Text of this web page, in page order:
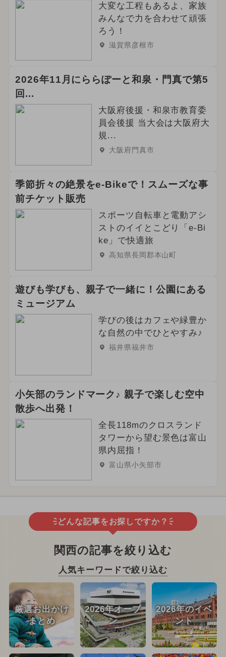
大変な工程もあるよ、家族
みんなで力を合わせて頑張
ろう！
滋賀県彦根市
2026年11月にららぽーと和泉・門真で第5
回...
大阪府後援・和泉市教育委
員会後援 当大会は大阪府大
規...
大阪府門真市
季節折々の絶景をe-Bikeで！スムーズな事
前チケット販売
スポーツ自転車と電動アシ
ストのイイとこどり「e-Bi
ke」で快適旅
高知県長岡郡本山町
遊びも学びも、親子で一緒に！公園にある
ミュージアム
学びの後はカフェや緑豊か
な自然の中でひとやすみ♪
福井県福井市
小矢部のランドマーク♪ 親子で楽しむ空中
散歩へ出発！
全長118mのクロスランド
タワーから望む景色は富山
県内屈指！
富山県小矢部市
どんな記事をお探しですか？
関西の記事を絞り込む
人気キーワードで絞り込む
厳選お出かけ
まとめ
2026年オープ
ン
2026年のイベ
ント